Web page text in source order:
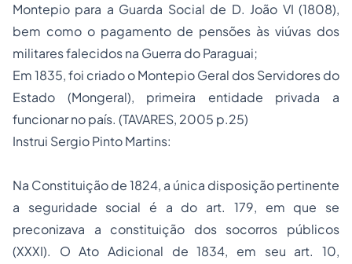
Montepio para a Guarda Social de D. João VI (1808),
bem como o pagamento de pensões às viúvas dos
militares falecidos na Guerra do Paraguai;
Em 1835, foi criado o Montepio Geral dos Servidores do
Estado (Mongeral), primeira entidade privada a
funcionar no país. (TAVARES, 2005 p.25)
Instrui Sergio Pinto Martins:
Na Constituição de 1824, a única disposição pertinente
a seguridade social é a do art. 179, em que se
preconizava a constituição dos socorros públicos
(XXXI). O Ato Adicional de 1834, em seu art. 10,